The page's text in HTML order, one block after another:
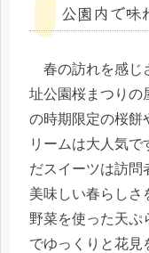
公園内で味
春の訪れを感じ
址公園桜まつりの
の時期限定の桜餅
リームは大人気
だスイーツは訪問
美味しい春らしさ
野菜を使った天ぷ
でゆっくりと花見